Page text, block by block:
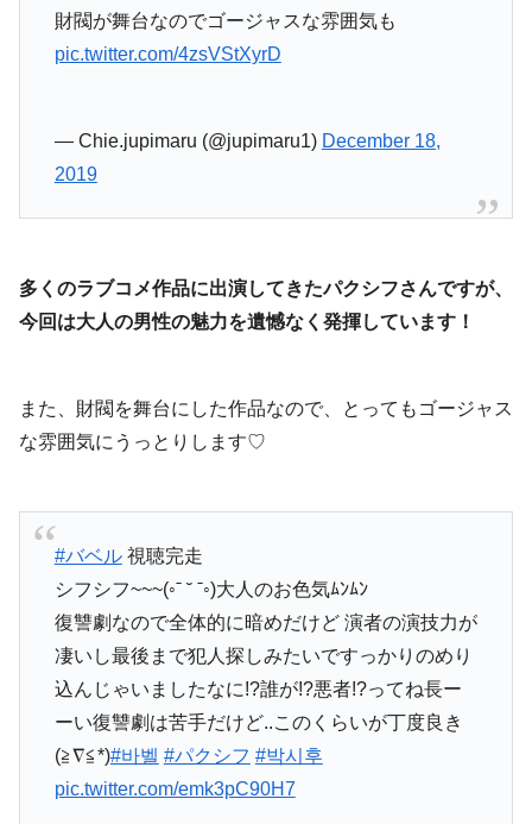
財閥が舞台なのでゴージャスな雰囲気も
pic.twitter.com/4zsVStXyrD
— Chie.jupimaru (@jupimaru1) December 18,
2019
多くのラブコメ作品に出演してきたパクシフさんですが、
今回は大人の男性の魅力を遺憾なく発揮しています！
また、財閥を舞台にした作品なので、とってもゴージャス
な雰囲気にうっとりします♡
#バベル視聴完走
シフシフ~~~(◦ˉ ˘ ˉ◦)大人のお色気ﾑﾝﾑﾝ
復讐劇なので全体的に暗めだけど 演者の演技力が
凄いし最後まで犯人探しみたいですっかりのめり
込んじゃいましたなに!?誰が!?悪者!?ってね長ー
ーい復讐劇は苦手だけど..このくらいが丁度良き
(≧∇≦*)#바벨 #パクシフ #박시후
pic.twitter.com/emk3pC90H7